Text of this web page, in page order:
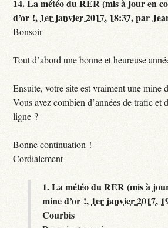
14.La météo du RER (mis à jour en
d’or !, 1er janvier 2017, 18:37,par
Bonsoir
Tout d’abord une bonne et heureuse
Ensuite, votre site est vraiment une mine
Vous avez combien d’années de trafic et
ligne ?
Bonne continuation !
Cordialement
1.La météo du RER (mis à
mine d’or !, 1er janvier 2017,
Courbis